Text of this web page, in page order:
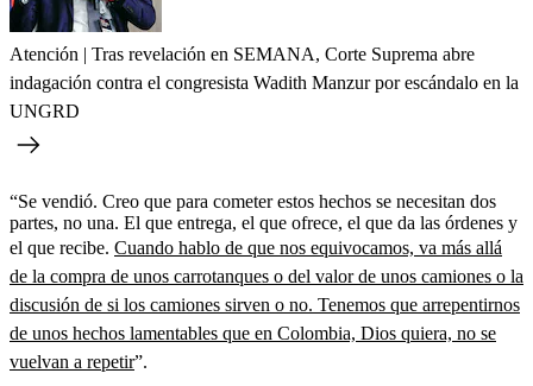
Atención | Tras revelación en SEMANA, Corte Suprema abre
indagación contra el congresista Wadith Manzur por escándalo en la
UNGRD
“Se vendió. Creo que para cometer estos hechos se necesitan dos
partes, no una. El que entrega, el que ofrece, el que da las órdenes y
el que recibe. Cuando hablo de que nos equivocamos, va más allá
de la compra de unos carrotanques o del valor de unos camiones o la
discusión de si los camiones sirven o no. Tenemos que arrepentirnos
de unos hechos lamentables que en Colombia, Dios quiera, no se
vuelvan a repetir”.